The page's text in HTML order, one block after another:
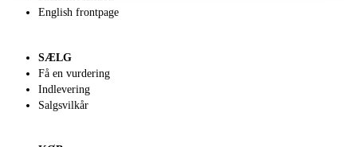
English frontpage
SÆLG
Få en vurdering
Indlevering
Salgsvilkår